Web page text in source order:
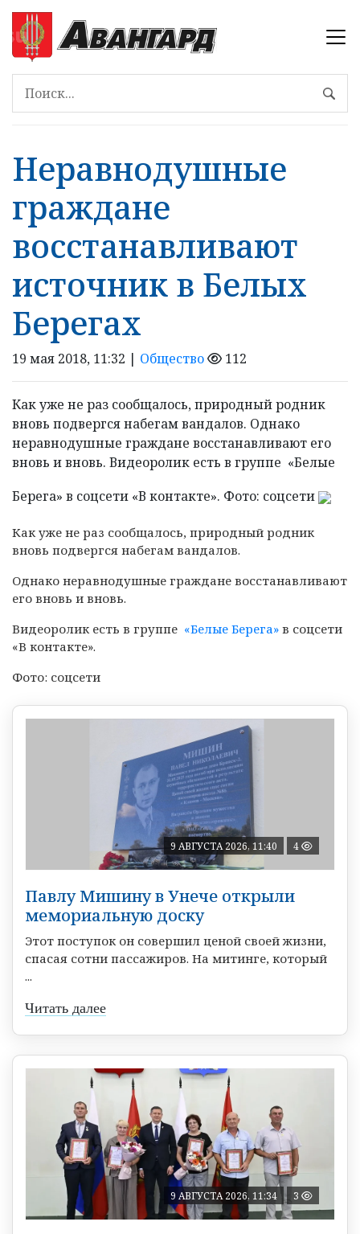
Неравнодушные
граждане
восстанавливают
источник в Белых
Берегах
19 мая 2018, 11:32 | Общество 112
Как уже не раз сообщалось, природный родник
вновь подвергся набегам вандалов. Однако
неравнодушные граждане восстанавливают его
вновь и вновь. Видеоролик есть в группе «Белые
Берега» в соцсети «В контакте». Фото: соцсети
Как уже не раз сообщалось, природный родник
вновь подвергся набегам вандалов.
Однако неравнодушные граждане восстанавливают
его вновь и вновь.
Видеоролик есть в группе «Белые Берега» в соцсети
«В контакте».
Фото: соцсети
9 АВГУСТА 2026, 11:40 4
Павлу Мишину в Унече открыли
мемориальную доску
Этот поступок он совершил ценой своей жизни,
спасая сотни пассажиров. На митинге, который
...
Читать далее
9 АВГУСТА 2026, 11:34 3